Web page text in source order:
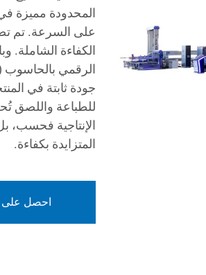
المحدودة مميزة في
على السرعة. تم
الكفاءة الشاملة.
جودة ثابتة في
للطباعة واللصق
الإنتاجية فحسب،
المتزايدة بكفاءة.
احصل